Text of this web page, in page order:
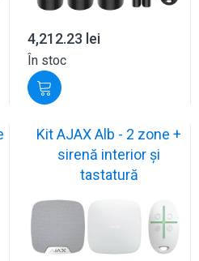
4,212.23 lei
În stoc
Kit AJAX Alb - 2 zone +
sirenă interior și
tastatură